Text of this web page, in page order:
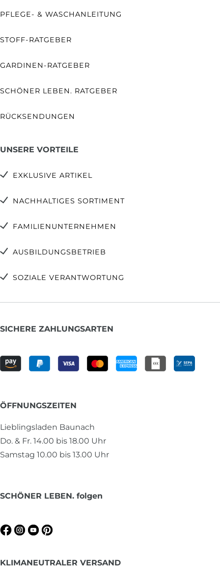
PFLEGE- & WASCHANLEITUNG
STOFF-RATGEBER
GARDINEN-RATGEBER
SCHÖNER LEBEN. RATGEBER
RÜCKSENDUNGEN
UNSERE VORTEILE
EXKLUSIVE ARTIKEL
NACHHALTIGES SORTIMENT
FAMILIENUNTERNEHMEN
AUSBILDUNGSBETRIEB
SOZIALE VERANTWORTUNG
SICHERE ZAHLUNGSARTEN
ÖFFNUNGSZEITEN
Lieblingsladen Baunach
Do. & Fr. 14.00 bis 18.00 Uhr
Samstag 10.00 bis 13.00 Uhr
SCHÖNER LEBEN. folgen
KLIMANEUTRALER VERSAND